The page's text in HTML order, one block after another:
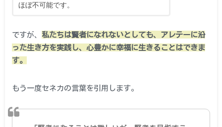
ほぼ不可能です。
ですが、 私たちは賢者になれないとしても、アレテーに沿
った生き方を実践し、心豊かに幸福に生きることはできま
す。
もう一度セネカの言葉を引用します。